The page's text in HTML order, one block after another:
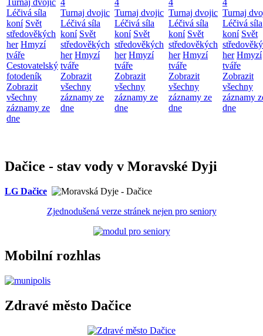
Léčivá síla
koní Svět
středověkých
her Hmyzí
tváře
Cestovatelský
fotodeník
Zobrazit
všechny
záznamy ze
dne
Turnaj dvojic
Léčivá síla
koní Svět
středověkých
her Hmyzí
tváře
Zobrazit
všechny
záznamy ze
dne
Turnaj dvojic
Léčivá síla
koní Svět
středověkých
her Hmyzí
tváře
Zobrazit
všechny
záznamy ze
dne
Turnaj dvojic
Léčivá síla
koní Svět
středověkých
her Hmyzí
tváře
Zobrazit
všechny
záznamy ze
dne
Turnaj
Léčivá síla
koní Svět
her Hmyzí
tváře
Zobrazit
všechny
záznamy
dne
Dačice - stav vody v Moravské Dyji
LG Dačice
Zjednodušená verze stránek nejen pro seniory
Mobilní rozhlas
Zdravé město Dačice